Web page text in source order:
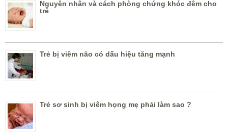
Nguyên nhân và cách phòng chứng khóc đêm cho
trẻ
Trẻ bị viêm não có dấu hiệu tăng mạnh
Trẻ sơ sinh bị viêm họng mẹ phải làm sao ?